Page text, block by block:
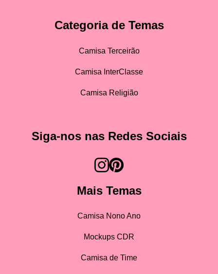
Categoria de Temas
Camisa Terceirão
Camisa InterClasse
Camisa Religião
Siga-nos nas Redes Sociais
Mais Temas
Camisa Nono Ano
Mockups CDR
Camisa de Time